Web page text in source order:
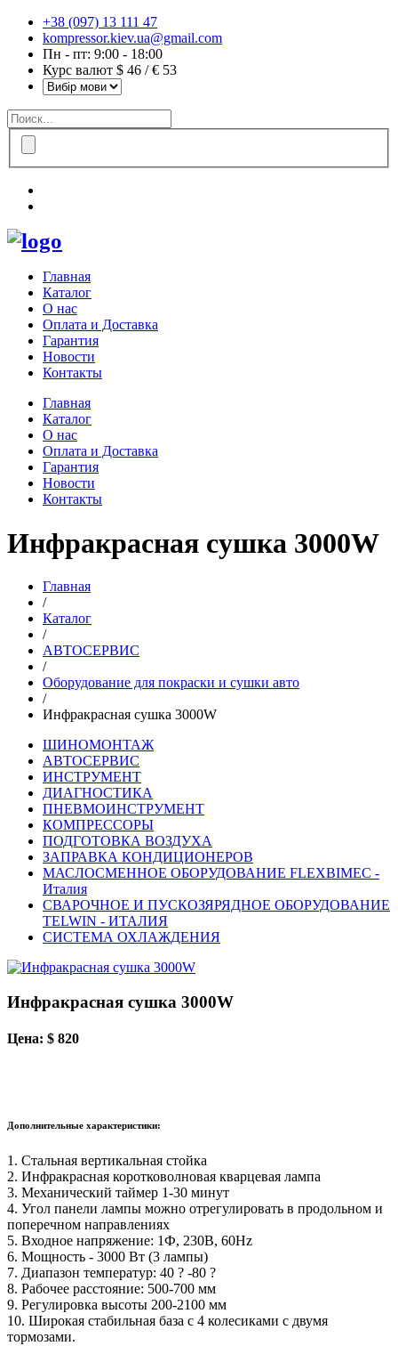
+38 (097) 13 111 47
kompressor.kiev.ua@gmail.com
Пн - пт: 9:00 - 18:00
Курс валют $ 46 / € 53
Главная
Каталог
О нас
Оплата и Доставка
Гарантия
Новости
Контакты
Главная
Каталог
О нас
Оплата и Доставка
Гарантия
Новости
Контакты
Инфракрасная сушка 3000W
Главная
/
Каталог
/
АВТОСЕРВИС
/
Оборудование для покраски и сушки авто
/
Инфракрасная сушка 3000W
ШИНОМОНТАЖ
АВТОСЕРВИС
ИНСТРУМЕНТ
ДИАГНОСТИКА
ПНЕВМОИНСТРУМЕНТ
КОМПРЕССОРЫ
ПОДГОТОВКА ВОЗДУХА
ЗАПРАВКА КОНДИЦИОНЕРОВ
МАСЛОСМЕННОЕ ОБОРУДОВАНИЕ FLEXBIMEC -
Италия
СВАРОЧНОЕ И ПУСКОЗЯРЯДНОЕ ОБОРУДОВАНИЕ
TELWIN - ИТАЛИЯ
СИСТЕМА ОХЛАЖДЕНИЯ
Инфракрасная сушка 3000W
Цена: $ 820
Дополнительные характеристики:
1. Стальная вертикальная стойка
2. Инфракрасная коротковолновая кварцевая лампа
3. Механический таймер 1-30 минут
4. Угол панели лампы можно отрегулировать в продольном и
поперечном направлениях
5. Входное напряжение: 1Ф, 230В, 60Hz
6. Мощность - 3000 Вт (3 лампы)
7. Диапазон температур: 40 ? -80 ?
8. Рабочее расстояние: 500-700 мм
9. Регулировка высоты 200-2100 мм
10. Широкая стабильная база с 4 колесиками с двумя
тормозами.